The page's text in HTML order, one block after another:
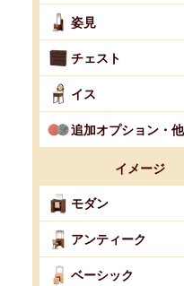
姿見
チェスト
イス
追加オプション・他
イメージ
モダン
アンティーク
ベーシック